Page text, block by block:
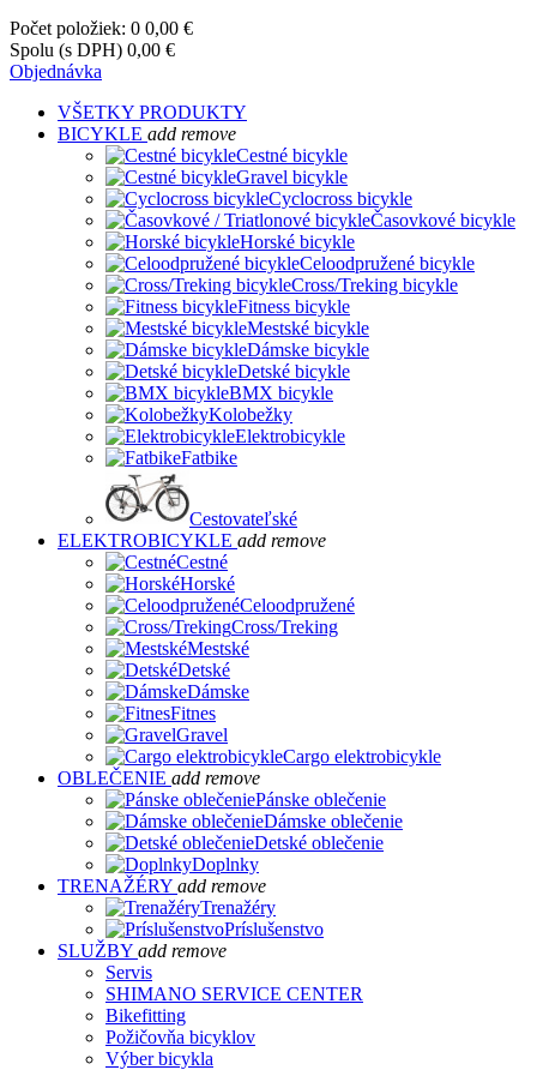
Počet položiek: 0 0,00 €
Spolu (s DPH) 0,00 €
Objednávka
VŠETKY PRODUKTY
BICYKLE add remove
Cestné bicykle
Gravel bicykle
Cyclocross bicykle
Časovkové bicykle
Horské bicykle
Celoodpružené bicykle
Cross/Treking bicykle
Fitness bicykle
Mestské bicykle
Dámske bicykle
Detské bicykle
BMX bicykle
Kolobežky
Elektrobicykle
Fatbike
Cestovateľské
ELEKTROBICYKLE add remove
Cestné
Horské
Celoodpružené
Cross/Treking
Mestské
Detské
Dámske
Fitnes
Gravel
Cargo elektrobicykle
OBLEČENIE add remove
Pánske oblečenie
Dámske oblečenie
Detské oblečenie
Doplnky
TRENAŽÉRY add remove
Trenažéry
Príslušenstvo
SLUŽBY add remove
Servis
SHIMANO SERVICE CENTER
Bikefitting
Požičovňa bicyklov
Výber bicykla